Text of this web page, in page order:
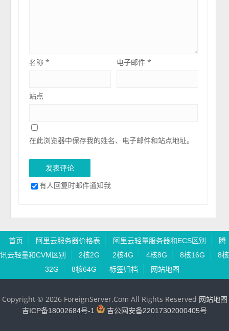
名称* 电子邮件*
站点
在此浏览器中保存我的姓名、电子邮件和站点地址。
有人回复时邮件通知我
首页 阿里云服务器价格表 阿里云轻量服务器和ECS区别
腾
讯云轻量和CVM区别
2核2G 2核4G 4核8G 8核16G
8核
32G
8核64G 标签归档 网站地图
Copyright © 2026 ForeignServer.Com All Rights Reserved 网站地图
吉ICP备18002684号-1
吉公网安备22017302000405号